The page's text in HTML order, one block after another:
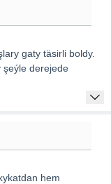
gaty täsirli boldy.
şeýle derejede
hem